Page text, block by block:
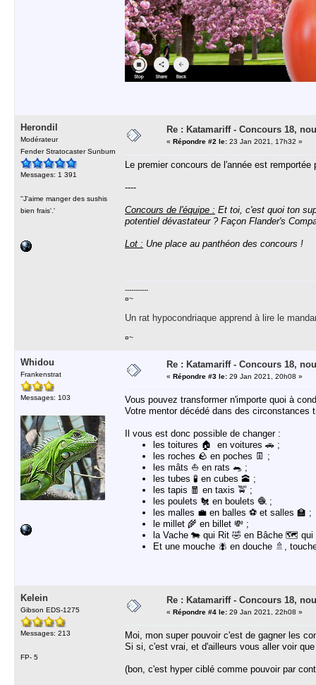
Herondil
Modérateur
Fender Stratocaster Sunburn
Messages: 1 391
''J'aime manger des sushis
bien frais'.'
Re : Katamariff - Concours 18,
« Répondre #2 le: 23 Jan 2021, 17h32 »
Le premier concours de l'année est
----
Concours de l'équipe : Et toi, c'est quoi ton
potentiel dévastateur ? Façon Flander's
Lot : Une place au panthéon des concours !
-----------
¤~
Un rat hypocondriaque apprend à lire le
¤~
Whidou
Frankenstrat
Messages: 103
Re : Katamariff - Concours 18,
« Répondre #3 le: 29 Jan 2021, 20h08 »
Vous pouvez transformer n'importe quoi à
Votre mentor décédé dans des
Il vous est donc possible de changer :
les toitures 🏠 en voitures 🚗 ;
les roches 🪨 en poches 👖 ;
les mâts ⛵ en rats 🐀 ;
les tubes 🧪 en cubes 🕋 ;
les tapis 🧧 en taxis 🚖 ;
les poulets 🐔 en boulets 🧶 ;
les malles 💼 en balles ⚽ et salles 🏫 ;
le millet 🌾 en billet 💸 ;
la Vache 🐄 qui Rit 🤣 en Bâche 🗺️
Et une mouche 🪰 en douche 🚿,
Kelein
Gibson EDS-1275
Messages: 213
FP- 5
Re : Katamariff - Concours 18,
« Répondre #4 le: 29 Jan 2021, 22h08 »
Moi, mon super pouvoir c'est de gagner les
Si si, c'est vrai, et d'ailleurs vous aller voir
(bon, c'est hyper ciblé comme pouvoir par